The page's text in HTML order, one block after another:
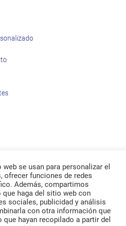
se usan para personalizar el
ofrecer funciones de redes
Además, compartimos
haga del sitio web con
sociales, publicidad y análisis
con otra información que
que hayan recopilado a partir del